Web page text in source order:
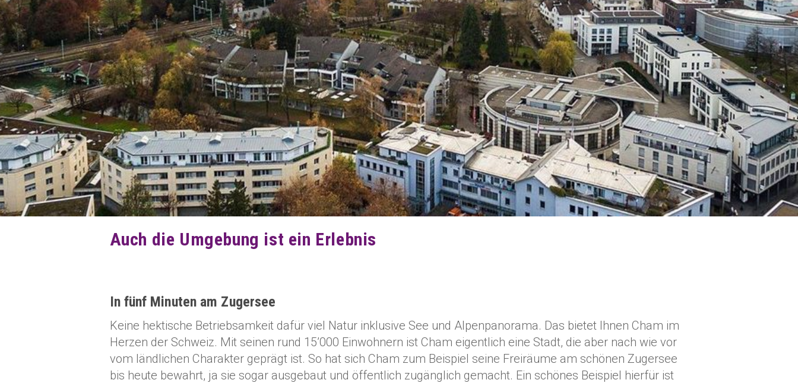
Auch die Umgebung ist ein Erlebnis
In fünf Minuten am Zugersee
Keine hektische Betriebsamkeit dafür viel Natur inklusive See und Alpenpanorama. Das bietet Ihnen Cham im
Herzen der Schweiz. Mit seinen rund 15’000 Einwohnern ist Cham eigentlich eine Stadt, die aber nach wie vor
vom ländlichen Charakter geprägt ist. So hat sich Cham zum Beispiel seine Freiräume am schönen Zugersee
bis heute bewahrt, ja sie sogar ausgebaut und öffentlich zugänglich gemacht. Ein schönes Beispiel hierfür ist